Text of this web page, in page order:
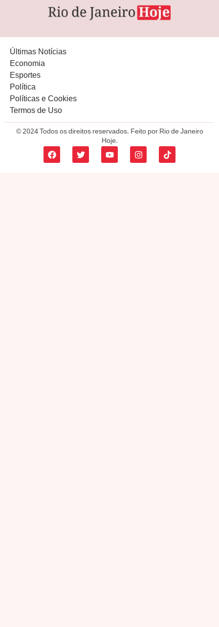
Últimas Notícias
Economia
Esportes
Política
Políticas e Cookies
Termos de Uso
© 2024 Todos os direitos reservados. Feito por Rio de Janeiro
Hoje.